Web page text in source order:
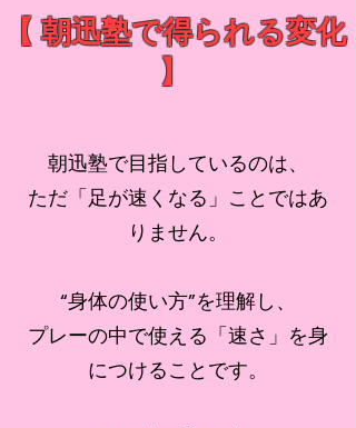
​【 朝迅塾で得られる変化
】
朝迅塾で目指しているのは、
ただ「足が速くなる」ことではあ
りません。
“身体の使い方”を理解し、
プレーの中で使える「速さ」を身
につけることです。